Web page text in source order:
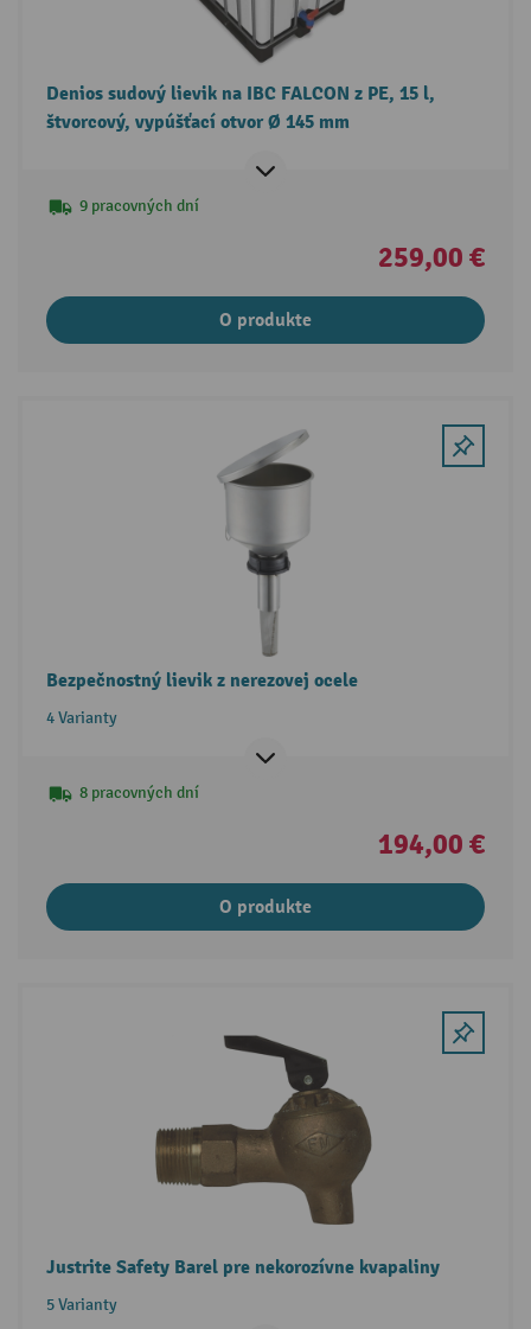
Denios sudový lievik na IBC FALCON z PE, 15 l,
štvorcový, vypúšťací otvor Ø 145 mm
9 pracovných dní
259,00 €
O produkte
Bezpečnostný lievik z nerezovej ocele
4 Varianty
8 pracovných dní
194,00 €
O produkte
Justrite Safety Barel pre nekorozívne kvapaliny
5 Varianty